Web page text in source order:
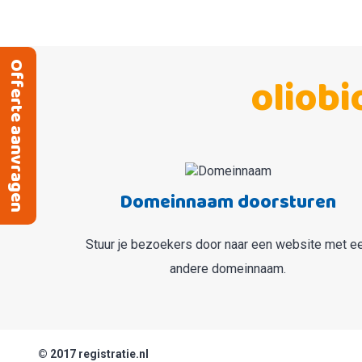
Domeinnaam doorsturen
Stuur je bezoekers door naar een website met
andere domeinnaam.
© 2017 registratie.nl